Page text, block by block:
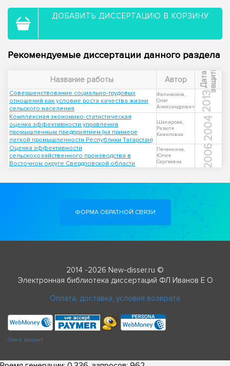
ДОБАВИТЬ ДИССЕРТАЦИЮ В КОРЗИНУ
Рекомендуемые диссертации данного раздела
Название работы Автор Д
а
т
а
з
а
щ
и
т ы
Совершенствование социально-трудовых
отношений как условие роста качества жизни
сельского населения
Филимонов,
Олег
Александрович
2013
Комплексная экономико-статистическая
оценка эффективности управления
промышленным предприятием (на примере
легкой промышленности Республики Татарстан)
Шакирова,
Разиля
Камиловна
2004
Оценка эффективности
сельскохозяйственного производства в
Восточном округе Свердловской области
Печенкина,
Юлия
Сергеевна
2006
ФОРМА ОБРАТНОЙ СВЯЗИ
2014 -2026 New-disser.ru ©
Электронная библиотека диссертаций ФЛ Иванов Е О
Оплата, доставка, условия возврата
Check passport